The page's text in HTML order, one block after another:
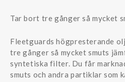
Tar bort tre gånger så mycket
Fleetguards högpresterande
tre gånger så mycket smuts
syntetiska filter. Du får
smuts och andra partiklar som